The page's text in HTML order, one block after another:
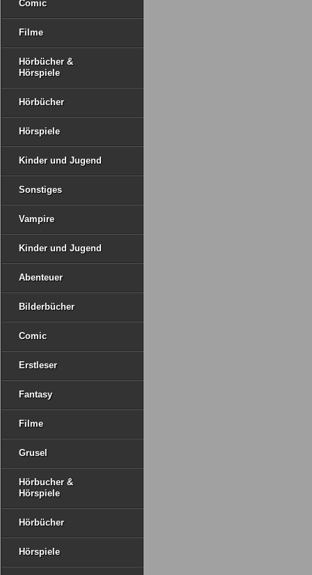
Comic
Filme
Hörbücher &
Hörspiele
Hörbücher
Hörspiele
Kinder und Jugend
Sonstiges
Vampire
Kinder und Jugend
Abenteuer
Bilderbücher
Comic
Erstleser
Fantasy
Filme
Grusel
Hörbucher &
Hörspiele
Hörbücher
Hörspiele